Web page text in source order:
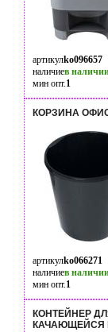
артикулko096657
наличиев
мин опт.1
КОРЗИНА
артикулko066271
наличиев
мин опт.1
КОНТЕЙНЕР
КАЧАЮЩЕЙСЯ